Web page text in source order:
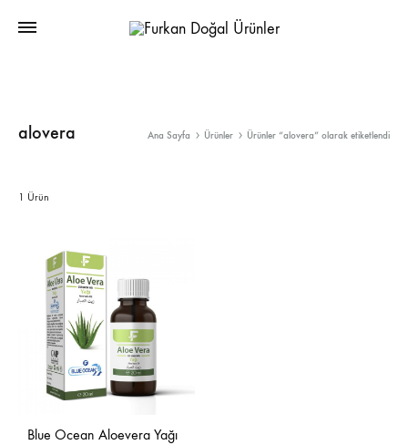
alovera Ana Sayfa Ürünler Ürünler “alovera” olarak etiketlendi
1 Ürün
Blue Ocean Aloevera Yağı